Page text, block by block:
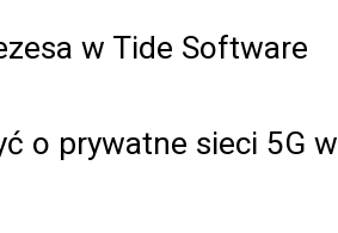
w Tide Software
o prywatne sieci 5G